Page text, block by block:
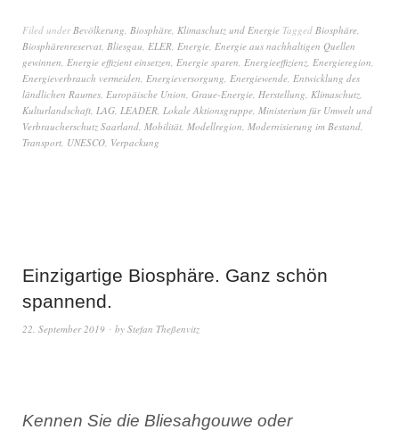
Filed underBevölkerung, Biosphäre, Klimaschutz und Energie Tagged Biosphäre,
Biosphärenreservat, Bliesgau, ELER, Energie, Energie aus nachhaltigen Quellen
gewinnen, Energie effizient einsetzen, Energie sparen, Energieeffizienz, Energieregion,
Energieverbrauch vermeiden, Energieversorgung, Energiewende, Entwicklung des
ländlichen Raumes, Europäische Union, Graue-Energie, Herstellung, Klimaschutz,
Kulturlandschaft, LAG, LEADER, Lokale Aktionsgruppe, Ministerium für Umwelt und
Verbraucherschutz Saarland, Mobilität, Modellregion, Modernisierung im Bestand,
Transport, UNESCO, Verpackung
Einzigartige Biosphäre. Ganz schön
spannend.
22. September 2019 by Stefan Theßenvitz
Kennen Sie die Bliesahgouwe oder